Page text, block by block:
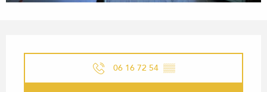
06 16 72 54 ▒▒